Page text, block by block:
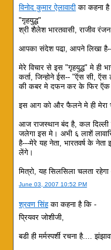
विनोद कुमार ऐलावादी का कहना
"गृहयुद्ध"
श्री शैलेश भारतवासी, राजीव
आपका संदेश पढा़, आपने लिखा है---
मेरे विचार से इस "गृहयुद्ध" मे ही
कर्ता, जिन्होने ईस-- "ऍस सी,
की कबर मे दफन कर के फिर ऍक
इस आग को और फैलने मे ही मेरा
आज राजस्थान बंद है, कल दिल्ली
जलेगा इस मे। अभी ६ लाशें
है---मेरे यह नेता, भारतवर्ष के
लेंगे।
मित्रो, यह सिलसिला चलता
June 03, 2007 10:52 PM
श्रवण सिंहका कहना है कि -
प्रियवर जोशीजी,
बडी ही मर्मस्पर्शी रचना है....